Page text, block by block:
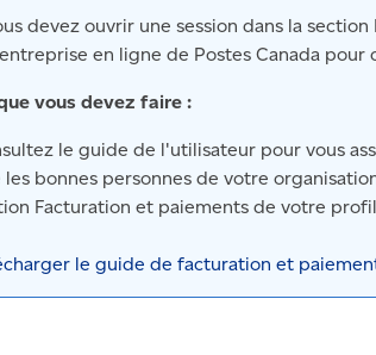
devez ouvrir une session dans la
en ligne de Postes Canada
vous devez faire :
le guide de l'utilisateur pour vous
les bonnes personnes de votre
Facturation et paiements de votre
le guide de facturation et